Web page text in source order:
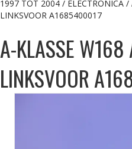
1997 TOT 2004 / ELECTRONICA /
LINKSVOOR A1685400017
A-KLASSE W168
LINKSVOOR